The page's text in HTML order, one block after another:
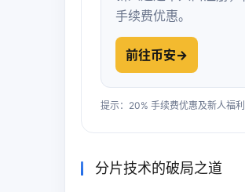
手续费优惠。
前往币安→
提示：20% 手续费优惠及新人福
分片技术的破局之道